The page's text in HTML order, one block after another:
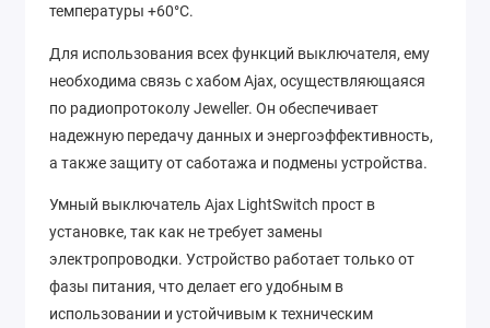
температуры +60°C.
Для использования всех функций выключателя, ему
необходима связь с хабом Ajax, осуществляющаяся
по радиопротоколу Jeweller. Он обеспечивает
надежную передачу данных и энергоэффективность,
а также защиту от саботажа и подмены устройства.
Умный выключатель Ajax LightSwitch прост в
установке, так как не требует замены
электропроводки. Устройство работает только от
фазы питания, что делает его удобным в
использовании и устойчивым к техническим